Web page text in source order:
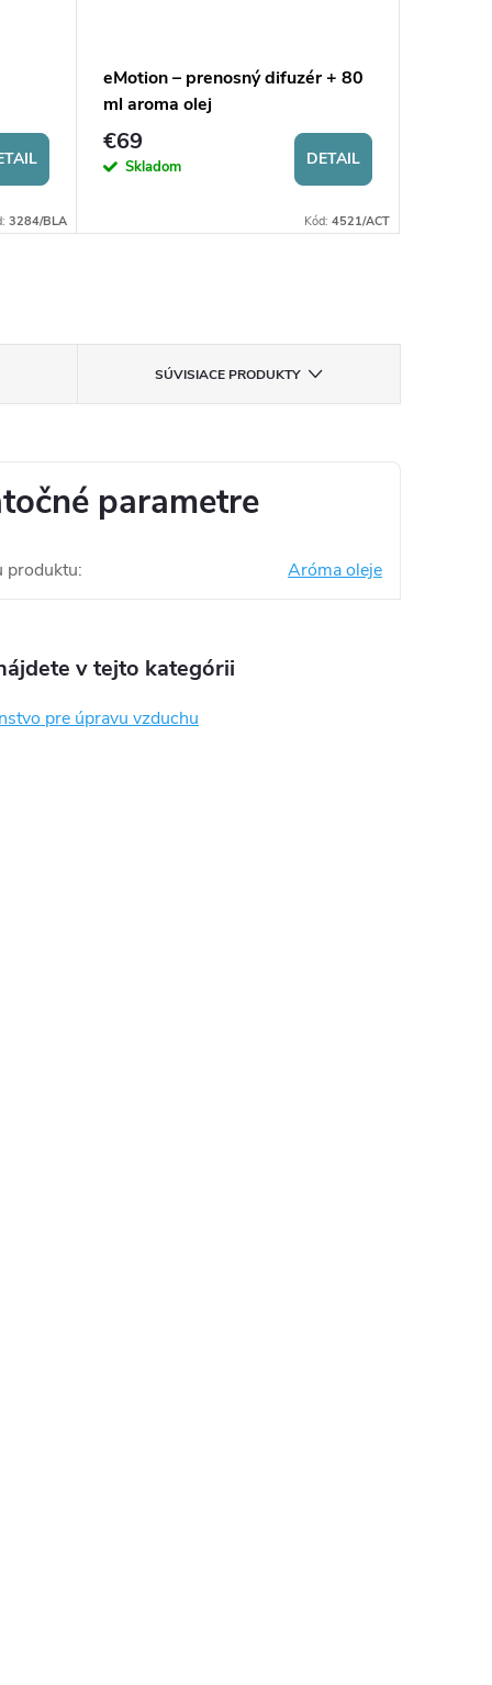
SÚVISIACE PRODUKTY
parametre
produktu: Aróma oleje
v tejto kategórii
pre úpravu vzduchu
3284/BLA
eMotion – prenosný difuzér + 80
ml aroma olej
€69
Skladom DETAIL
Kód: 4521/ACT